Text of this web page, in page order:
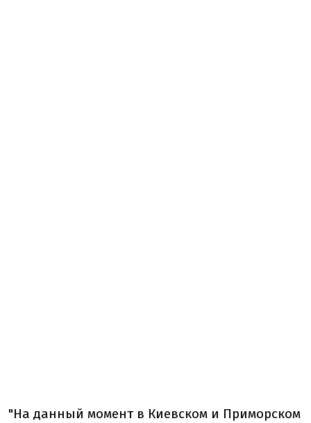
"На данный момент в Киевском и Приморском